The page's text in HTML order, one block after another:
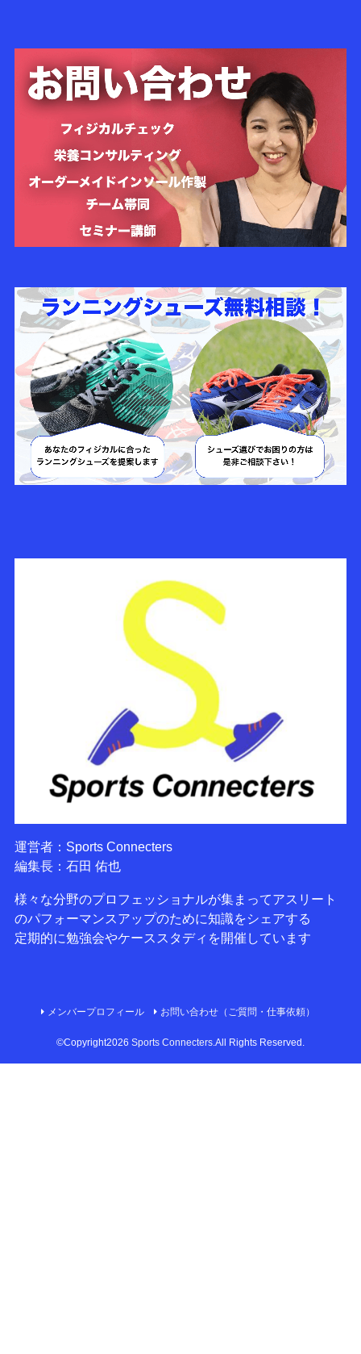
運営者：Sports Connecters
編集長：石田 佑也
様々な分野のプロフェッショナルが集まってアスリート
のパフォーマンスアップのために知識をシェアする
定期的に勉強会やケーススタディを開催しています
メンバープロフィール お問い合わせ（ご質問・仕事依頼）
©Copyright2026 Sports Connecters .All Rights Reserved.